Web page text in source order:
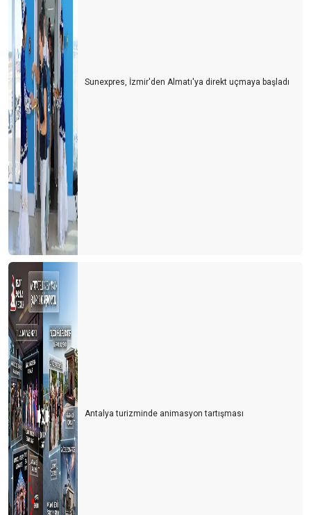
Sunexpres, İzmir'den Almatı'ya direkt uçmaya başladı
Antalya turizminde animasyon tartışması